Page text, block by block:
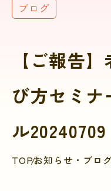
ブログ
【ご報告
び方セミ
ル20240709
TOPお知らせ・ブロ